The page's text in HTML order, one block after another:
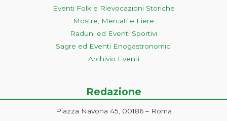
Eventi Folk e Rievocazioni Storiche
Mostre, Mercati e Fiere
Raduni ed Eventi Sportivi
Sagre ed Eventi Enogastronomici
Archivio Eventi
Redazione
Piazza Navona 45, 00186 – Roma